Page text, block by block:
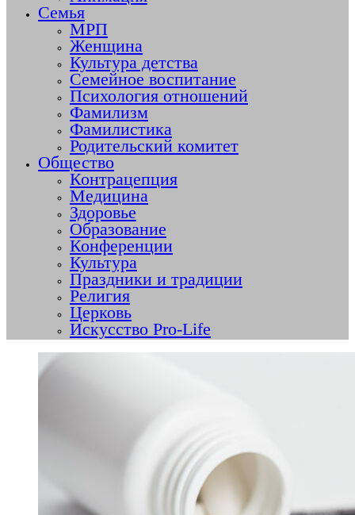
Семья
МРП
Женщина
Культура детства
Семейное воспитание
Психология отношений
Фамилизм
Фамилистика
Родительский комитет
Общество
Контрацепция
Медицина
Здоровье
Образование
Конференции
Культура
Праздники и традиции
Религия
Церковь
Искусство Pro-Life